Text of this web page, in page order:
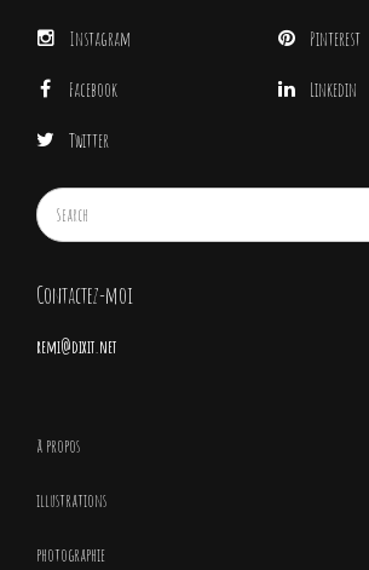
Instagram
Facebook
Twitter
Pinterest
Linkedin
Contactez-moi
remi@dixit.net
à propos
illustrations
photographie